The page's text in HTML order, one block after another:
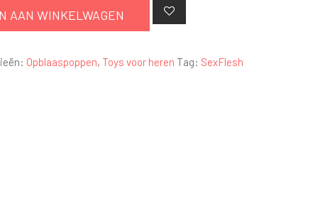
AAN WINKELWAGEN
Opblaaspoppen, Toys voor heren Tag: SexFlesh